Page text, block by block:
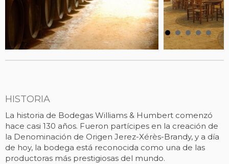
HISTORIA
La historia de Bodegas Williams & Humbert comenzó
hace casi 130 años. Fueron partícipes en la creación de
la Denominación de Origen Jerez-Xérès-Brandy, y a día
de hoy, la bodega está reconocida como una de las
productoras más prestigiosas del mundo.